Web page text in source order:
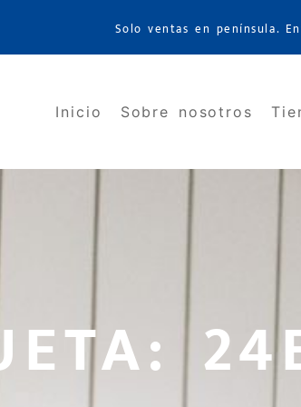
Solo ventas en península.
Inicio Sobre nosotros